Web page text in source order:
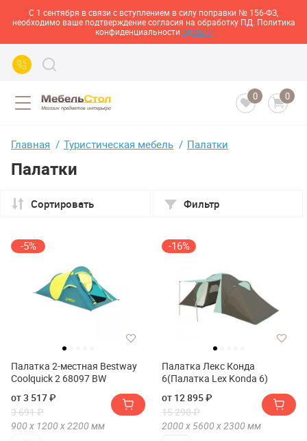
С 1 сентября в связи с вступлением в силу поправки № 156-ФЗ,
необходимо ваше подтверждение согласия на обработку ПД. Политика
конфиденциальности здесь>>
0 0
Главная Туристическая мебель Палатки
Палатки
Сортировать Фильтр
-5%
Палатка 2-местная Bestway
Coolquick 2 68097 BW
от 3 517 ₽
3 691 ₽
900 х 1200 х2200 мм
-16%
Палатка Лекс Конда
6(Палатка Lex Konda 6)
от 12 895 ₽
15 290 ₽
2000 х 5600 х2300 мм